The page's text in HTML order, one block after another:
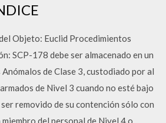
Objeto: Euclid Procedimientos
SCP-178 debe ser almacenado en un
de Clase 3, custodiado por al
de Nivel 3 cuando no esté bajo
removido de su contención sólo con
del personal de Nivel 4 o